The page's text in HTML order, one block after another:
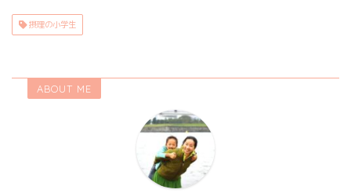
摂理の小学生
ABOUT ME